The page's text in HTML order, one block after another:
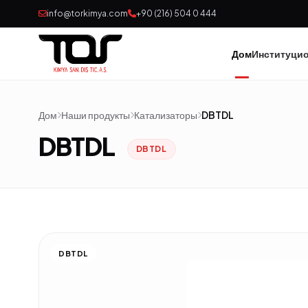
info@torkimya.com +90 (216) 504 0 444
Дом
Дом Наши продукты Катализаторы DBTDL
DBTDL DBTDL
DBTDL